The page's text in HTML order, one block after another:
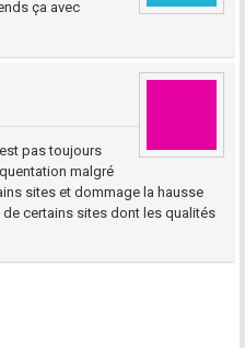
ça avec
pas toujours
malgré
sites et dommage la hausse
certains sites dont les qualités